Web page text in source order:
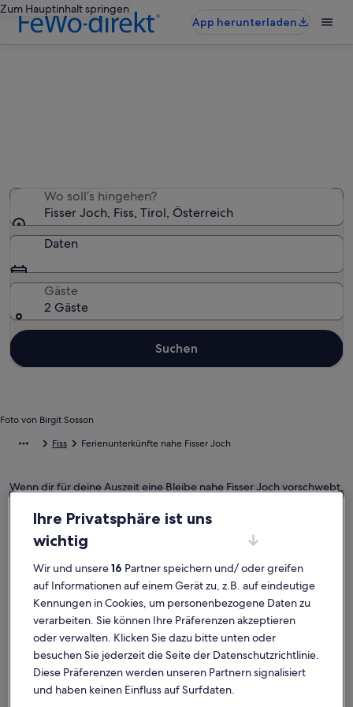
Zum Hauptinhalt springen
App herunterladen
Foto von Birgit Sosson
Wo soll’s hingehen?
Fisser Joch, Fiss, Tirol, Österreich
Daten
Gäste
2 Gäste
Suchen
Fiss Ferienunterkünfte nahe Fisser Joch
Wenn dir für deine Auszeit eine Bleibe nahe Fisser Joch vorschwebt,
der Ferne. Ganz gleich, mit wem du deinen Urlaub in einer
Ferienunterkunft verbringst, ob mit deinen Kindern oder Freunden,
euch erwarten all die Annehmlichkeiten, die eure gemeinsame Zeit
Whirlpool sowie eine Waschmaschine und ein Trockner. Und auch
wenn du nach Raucheroptionen oder barrierearmen Optionen
suchst, wirst du das finden, was dir vorschwebt.
Finde Unterkünfte ganz nach deinem
Geschmack
Ihre Privatsphäre ist uns
wichtig
Wir und unsere16 Partner speichern und/ oder greifen
auf Informationen auf einem Gerät zu, z.B. auf eindeutige
Kennungen in Cookies, um personenbezogene Daten zu
verarbeiten. Sie können Ihre Präferenzen akzeptieren
oder verwalten. Klicken Sie dazu bitte unten oder
besuchen Sie jederzeit die Seite der Datenschutzrichtlinie.
Diese Präferenzen werden unseren Partnern signalisiert
und haben keinen Einfluss auf Surfdaten.